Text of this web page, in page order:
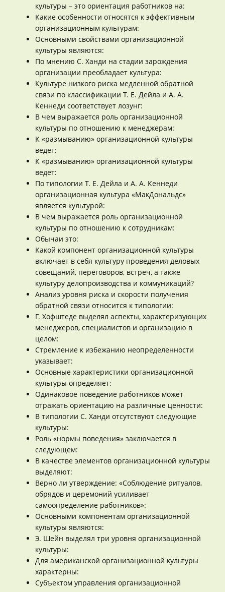
культуры – это ориентация работников на:
Какие особенности относятся к эффективным
организационным культурам:
Основными свойствами организационной
культуры являются:
По мнению С. Ханди на стадии зарождения
организации преобладает культура:
Культуре низкого риска медленной обратной
связи по классификации Т. Е. Дейла и А. А.
Кеннеди соответствует лозунг:
В чем выражается роль организационной
культуры по отношению к менеджерам:
К «размыванию» организационной культуры
ведет:
К «размыванию» организационной культуры
ведет:
По типологии Т. Е. Дейла и А. А. Кеннеди
организационная культура «МакДональдс»
является культурой:
В чем выражается роль организационной
культуры по отношению к сотрудникам:
Обычаи это:
Какой компонент организационной культуры
включает в себя культуру проведения деловых
совещаний, переговоров, встреч, а также
культуру делопроизводства и коммуникаций?
Анализ уровня риска и скорости получения
обратной связи относится к типологии:
Г. Хофштеде выделял аспекты, характеризующих
менеджеров, специалистов и организацию в
целом:
Стремление к избежанию неопределенности
указывает:
Основные характеристики организационной
культуры определяет:
Одинаковое поведение работников может
отражать ориентацию на различные ценности:
В типологии С. Ханди отсутствуют следующие
культуры:
Роль «нормы поведения» заключается в
следующем:
В качестве элементов организационной культуры
выделяют:
Верно ли утверждение: «Соблюдение ритуалов,
обрядов и церемоний усиливает
самоопределение работников»:
Основными компонентам организационной
культуры являются:
Э. Шейн выделял три уровня организационной
культуры:
Для американской организационной культуры
характерны:
Субъектом управления организационной